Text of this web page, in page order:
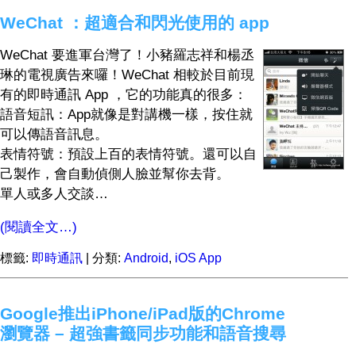
WeChat ：超適合和閃光使用的 app
WeChat 要進軍台灣了！小豬羅志祥和楊丞
琳的電視廣告來囉！WeChat 相較於目前現
有的即時通訊 App ，它的功能真的很多：
語音短訊：App就像是對講機一樣，按住就
可以傳語音訊息。
表情符號：預設上百的表情符號。還可以自
己製作，會自動偵側人臉並幫你去背。
單人或多人交談…
(閱讀全文…)
標籤: 即時通訊 | 分類: Android, iOS App
Google推出iPhone/iPad版的Chrome
瀏覽器 – 超強書籤同步功能和語音搜尋